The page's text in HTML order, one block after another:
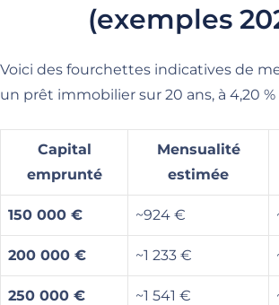
(exemples
Voici des fourchettes indicatives de
un prêt immobilier sur 20 ans, à 4,20 %
Capital
emprunté
Mensualité
estimée
150 000 € ~924 €
200 000 € ~1 233 €
250 000 € ~1 541 €